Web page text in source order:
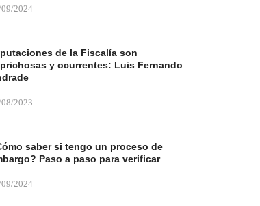
2024
de la Fiscalía son
y ocurrentes: Luis Fernando
2023
saber si tengo un proceso de
Paso a paso para verificar
09/2024